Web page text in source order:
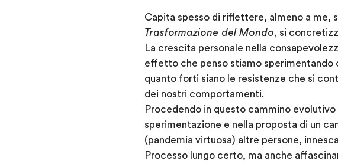
Capita spesso di riflettere, almeno a me,
Trasformazione del Mondo, si
La crescita personale nella
effetto che penso stiamo sperimentando
quanto forti siano le resistenze che si
dei nostri comportamenti.
Procedendo in questo cammino
sperimentazione e nella proposta di un
(pandemia virtuosa) altre persone,
Processo lungo certo, ma anche